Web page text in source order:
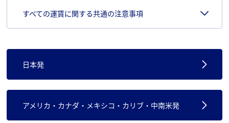
すべての運賃に関する共通の注意事項
日本発
アメリカ・カナダ・メキシコ・カリブ・中南米発